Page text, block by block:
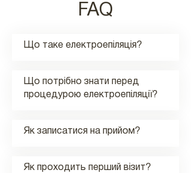
FAQ
Що таке електроепіляція?
Що потрібно знати перед
процедурою електроепіляції?
Як записатися на прийом?
Як проходить перший візит?